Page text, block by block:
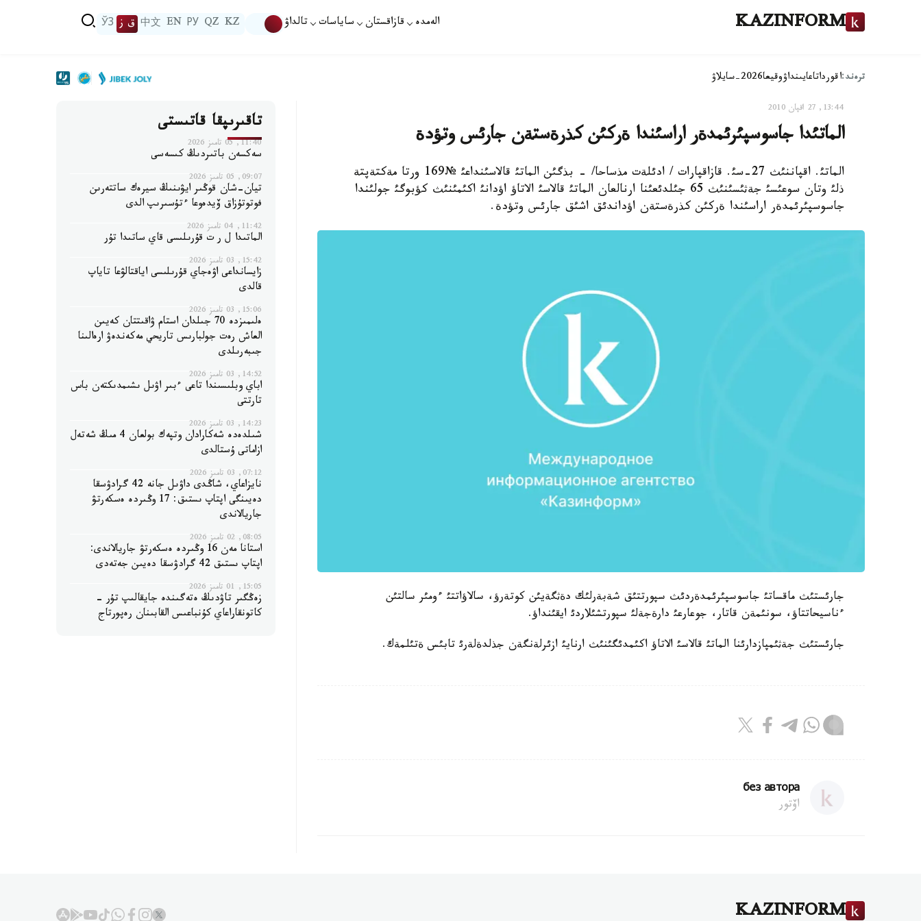
KAZINFORM الەمدە قازاقستان ساياسات تالداۋ KZ
QZ
РУ
EN
中文 ق ز ЎЗ
ترەند:اقورداتاعايىنداۋوقيعا2026-سايلاۋ
13:44, 27 اقپان 2010
الماتئدا جاسوسپئرئمدةر اراسئندا ةركئن كذرةستةن جارئس وتؤدة
الماتئ. اقپاننئث 27-سئ. قازاقپارات / ادئلةت مذساحا/ - بذگئن الماتئ قالاسئنداعئ №169 ورتا مةكتةپتة
ذلئ وتان سوعئسئ جةثئسئنئث 65 جئلدئعئنا ارنالعان الماتئ قالاسئ الاتاؤ اؤدانئ اكئمئنئث كؤبوگئ جولئندا
جاسوسپئرئمدةر اراسئندا ةركئن كذرةستةن اؤداندئق اشئق جارئس وتؤدة.
جارئستئث ماقساتئ جاسوسپئرئمدةردئث سپورتتئق شةبةرلئك دةثگةيئن كوتةرؤ، سالاؤاتتئ ءومئر سالتئن
ءناسيحاتتاؤ، سونئمةن قاتار، جوعارعئ دارةجةلئ سپورتشئلاردئ ايقئنداؤ.
جارئستئث جةثئمپازدارئنا الماتئ قالاسئ الاتاؤ اكئمدئگئنئث ارنايئ ازئرلةنگةن جذلدةلةرئ تابئس ةتئلمةك.
без автора
اۆتور
تاقىرىپقا قاتىستى
11:40, 05 تامىز 2026
سەكسەن باتىردىڭ كىسەسى
09:07, 05 تامىز 2026
تيان-شان قوڭىر ايۋىنىڭ سيرەك ساتتەرىن
فوتوتۇزاق ۆيدەوعا ءتۇسىرىپ الدى
11:42, 04 تامىز 2026
الماتىدا ل ر ت قۇرىلىسى قاي ساتىدا تۇر
15:42, 03 تامىز 2026
زايسانداعى اۋەجاي قۇرىلىسى اياقتالۋعا تاياپ
قالدى
15:06, 03 تامىز 2026
ەلىمىزدە 70 جىلدان استام ۋاقىتتان كەيىن
العاش رەت جولبارىس تاريحي مەكەندەۋ ارەالىنا
جىبەرىلدى
14:52, 03 تامىز 2026
اباي وبلىسىندا تاعى ءبىر اۋىل ىشىمدىكتەن باس
تارتتى
14:23, 03 تامىز 2026
شىلدەدە شەكارادان وتپەك بولعان 4 مىڭ شەتەل
ازاماتى ۇستالدى
07:12, 03 تامىز 2026
نايزاعاي، شاڭدى داۋىل جانە 42 گرادۋسقا
دەيىنگى اپتاپ ىستىق: 17 وڭىردە ەسكەرتۋ
جاريالاندى
08:05, 02 تامىز 2026
استانا مەن 16 وڭىردە ەسكەرتۋ جاريالاندى:
اپتاپ ىستىق 42 گرادۋسقا دەيىن جەتەدى
15:05, 01 تامىز 2026
زەڭگىر تاۋدىڭ ەتەگىندە جايقالىپ تۇر -
كاتونقاراعاي كۇنباعىس القابىنان رەپورتاج
KAZINFORM